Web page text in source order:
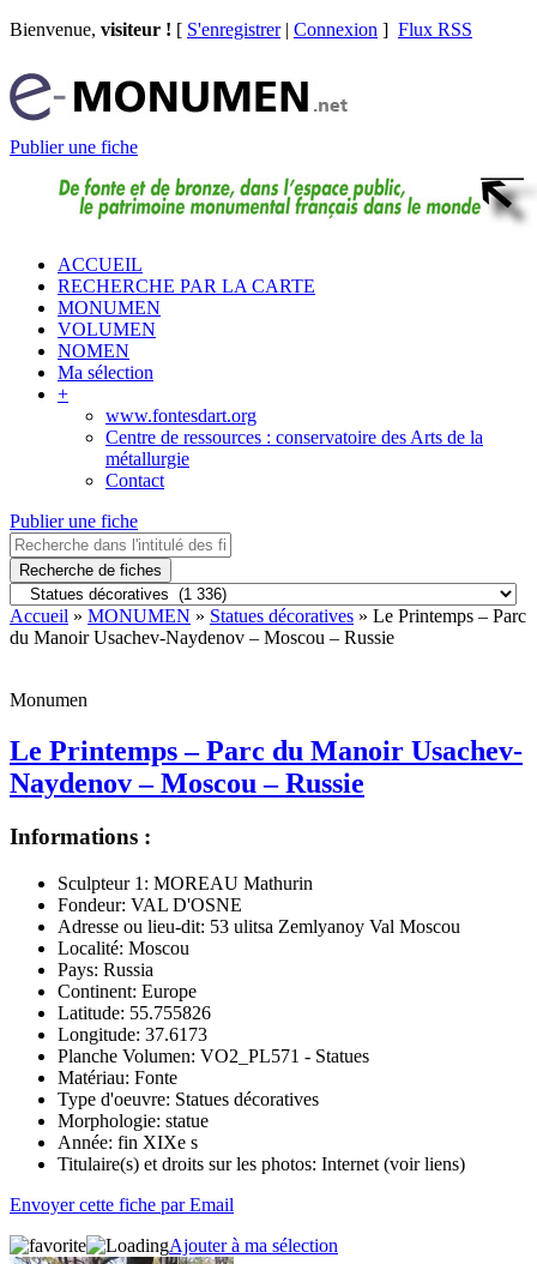
Bienvenue, visiteur ! [ S'enregistrer| Connexion ] Flux RSS
Publier une fiche
ACCUEIL
RECHERCHE PAR LA CARTE
MONUMEN
VOLUMEN
NOMEN
Ma sélection
+
www.fontesdart.org
Centre de ressources : conservatoire des Arts de la
métallurgie
Contact
Publier une fiche
Recherche de fiches
Accueil » MONUMEN » Statues décoratives » Le Printemps – Parc
du Manoir Usachev-Naydenov – Moscou – Russie
Monumen
Le Printemps – Parc du Manoir Usachev-
Naydenov – Moscou – Russie
Informations :
Sculpteur 1: MOREAU Mathurin
Fondeur: VAL D'OSNE
Adresse ou lieu-dit: 53 ulitsa Zemlyanoy Val Moscou
Localité: Moscou
Pays: Russia
Continent: Europe
Latitude: 55.755826
Longitude: 37.6173
Planche Volumen: VO2_PL571 - Statues
Matériau: Fonte
Type d'oeuvre: Statues décoratives
Morphologie: statue
Année: fin XIXe s
Titulaire(s) et droits sur les photos: Internet (voir liens)
Envoyer cette fiche par Email
Ajouter à ma sélection